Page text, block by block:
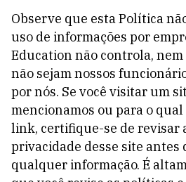
Observe que esta Política
uso de informações por
Education não controla,
não sejam nossos
por nós. Se você visitar um
mencionamos ou para o
link, certifique-se de revisar
privacidade desse site antes
qualquer informação. É